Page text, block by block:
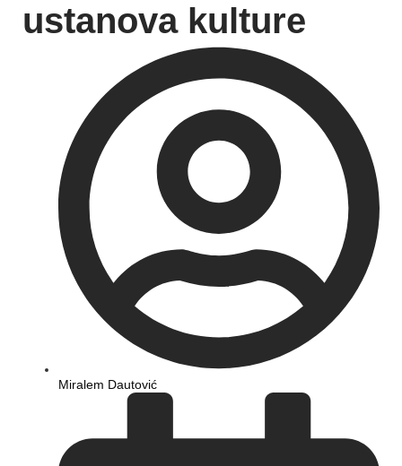
ustanova kulture
Miralem Dautović